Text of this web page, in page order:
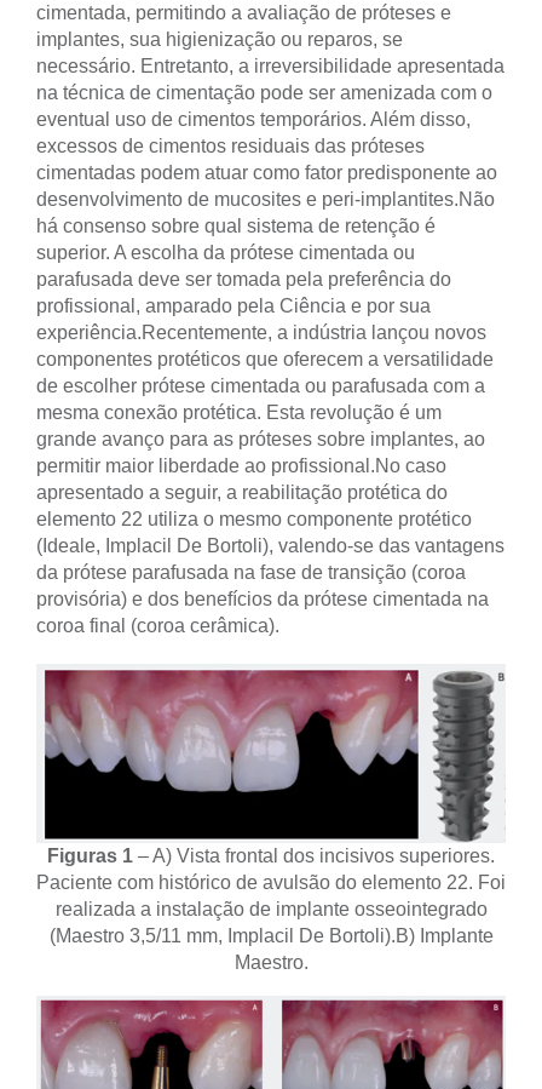
cimentada, permitindo a avaliação de próteses e
implantes, sua higienização ou reparos, se
necessário. Entretanto, a irreversibilidade apresentada
na técnica de cimentação pode ser amenizada com o
eventual uso de cimentos temporários. Além disso,
excessos de cimentos residuais das próteses
cimentadas podem atuar como fator predisponente ao
desenvolvimento de mucosites e peri-implantites.Não
há consenso sobre qual sistema de retenção é
superior. A escolha da prótese cimentada ou
parafusada deve ser tomada pela preferência do
profissional, amparado pela Ciência e por sua
experiência.Recentemente, a indústria lançou novos
componentes protéticos que oferecem a versatilidade
de escolher prótese cimentada ou parafusada com a
mesma conexão protética. Esta revolução é um
grande avanço para as próteses sobre implantes, ao
permitir maior liberdade ao profissional.No caso
apresentado a seguir, a reabilitação protética do
elemento 22 utiliza o mesmo componente protético
(Ideale, Implacil De Bortoli), valendo-se das vantagens
da prótese parafusada na fase de transição (coroa
provisória) e dos benefícios da prótese cimentada na
coroa final (coroa cerâmica).
Figuras 1 – A) Vista frontal dos incisivos superiores.
Paciente com histórico de avulsão do elemento 22. Foi
realizada a instalação de implante osseointegrado
(Maestro 3,5/11 mm, Implacil De Bortoli).B) Implante
Maestro.